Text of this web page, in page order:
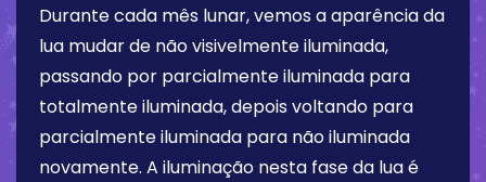
Durante cada mês lunar, vemos a aparência da
lua mudar de não visivelmente iluminada,
passando por parcialmente iluminada para
totalmente iluminada, depois voltando para
parcialmente iluminada para não iluminada
novamente. A iluminação nesta fase da lua é